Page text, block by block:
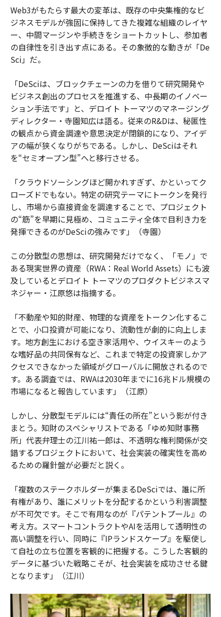
Web3がもたらす最大の変革は、既存の中央集権的なビ
ジネスモデルが強固に保持してきた複雑な組織のレイヤ
ー、中間マージンや手続きをショートカットし、参加者
の自律性を引き出す点にある。その象徴的な動きが「De
Sci」だ。
「DeSciは、ブロックチェーンの力を借りて研究開発や
ビジネス創出のプロセスを推進する、中長期のイノベー
ション手法です」と、デロイト トーマツのマネージング
ディレクター・寺園知広は語る。従来のR&Dは、秘匿性
の観点から資金調達や意思決定が閉鎖的になり、アイデ
アの幅が狭くなりがちである。しかし、DeSciはそれ
を“セミオープン型”へと移行させる。
「クラウドソーシングほど開かれすぎず、かといってク
ローズドでもない。特定の研究テーマにトークンを発行
し、市場から直接資金を調達することで、プロジェクト
の“筋”を早期に見極め、コミュニティ全体で目利き力を
発揮できるのがDeSciの強みです」（寺園）
この分散型の思想は、研究開発だけでなく、「モノ」で
ある現実世界の資産（RWA：Real World Assets）にも波
及しているとデロイト トーマツのプロダクトビジネスマ
ネジャー・江原悠は指摘する。
「不動産や知的財産、物理的な資産をトークン化するこ
とで、小口投資が可能になり、流動性が劇的に向上しま
す。地方創生における空き家活用や、ウイスキーのよう
な嗜好品の共同保有など、これまで特定の投資家しかア
クセスできなかった領域がグローバルに開放されるので
す。ある調査では、RWAは2030年までに16兆ドル規模の
市場になると報告しています」（江原）
しかし、分散型モデルには“責任の所在”という影が付き
まとう。知財のスペシャリストである「ゆめ知財事務
所」代表弁理士の江川祐一郎は、不透明な権利関係が交
錯するプロジェクトにおいて、社会実装の確実性を高め
るための羅針盤が必要だと説く。
「複数のステークホルダーが集まるDeSciでは、誰に所
有権があり、誰にメリットを分配するかという利害調整
が不可欠です。そこで有用なのが『パテントプール』の
考え方。スマートコントラクトやAIを活用して透明性の
高い調整を行い、同時に『IPランドスケープ』を駆使し
て自社の立ち位置を客観的に把握する。こうした客観的
データに基づいた戦略こそが、社会実装を成功させる鍵
となります」（江川）